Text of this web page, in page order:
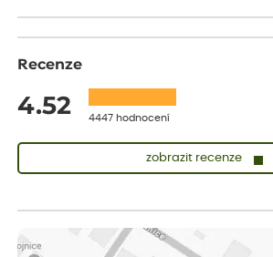
Recenze
4.52 4447 hodnocení
zobrazit recenze
vše v naprostém pořádku